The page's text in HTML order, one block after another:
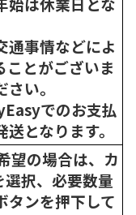
事情などによ
ことがございま
い。
でのお支払
となります。
望の場合は、カ
択、必要数量
タンを押下して